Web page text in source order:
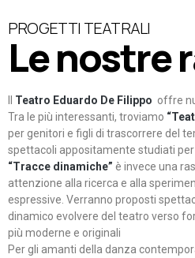
PROGETTI TEATRALI
Le nostre
Teatro Eduardo De Filippo offre
Tra le più interessanti, troviamo
per genitori e figli di trascorrere del
spettacoli appositamente studiati per
“Tracce dinamiche” è invece una
attenzione alla ricerca e alla
espressive. Verranno proposti
dinamico evolvere del teatro verso
più moderne e originali
Per gli amanti della danza